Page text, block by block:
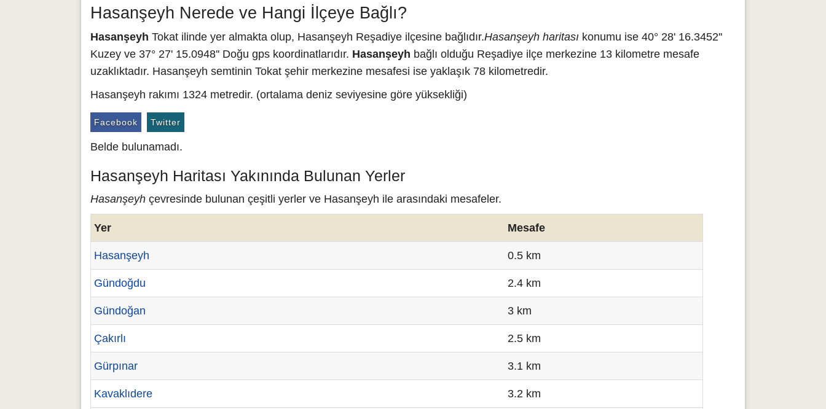
Hasanşeyh Nerede ve Hangi İlçeye Bağlı?
Hasanşeyh Tokat ilinde yer almakta olup, Hasanşeyh Reşadiye ilçesine bağlıdır.Hasanşeyh haritası konumu ise 40° 28' 16.3452''
Kuzey ve 37° 27' 15.0948'' Doğu gps koordinatlarıdır. Hasanşeyh bağlı olduğu Reşadiye ilçe merkezine 13 kilometre mesafe
uzaklıktadır. Hasanşeyh semtinin Tokat şehir merkezine mesafesi ise yaklaşık 78 kilometredir.
Hasanşeyh rakımı 1324 metredir. (ortalama deniz seviyesine göre yüksekliği)
Facebook Twitter
Belde bulunamadı.
Hasanşeyh Haritası Yakınında Bulunan Yerler
Hasanşeyh çevresinde bulunan çeşitli yerler ve Hasanşeyh ile arasındaki mesafeler.
Yer Mesafe
Hasanşeyh 0.5 km
Gündoğdu 2.4 km
Gündoğan 3 km
Çakırlı 2.5 km
Gürpınar 3.1 km
Kavaklıdere 3.2 km